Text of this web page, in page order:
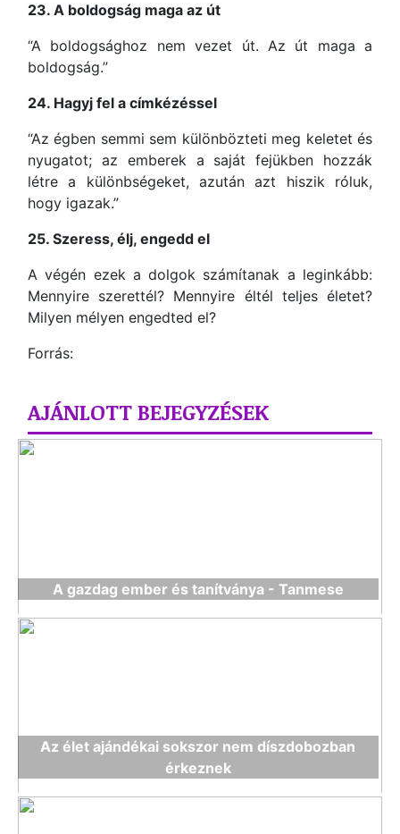
23. A boldogság maga az út
“A boldogsághoz nem vezet út. Az út maga a
boldogság.”
24. Hagyj fel a címkézéssel
“Az égben semmi sem különbözteti meg keletet és
nyugatot; az emberek a saját fejükben hozzák
létre a különbségeket, azután azt hiszik róluk,
hogy igazak.”
25. Szeress, élj, engedd el
A végén ezek a dolgok számítanak a leginkább:
Mennyire szerettél? Mennyire éltél teljes életet?
Milyen mélyen engedted el?
Forrás:
AJÁNLOTT BEJEGYZÉSEK
A gazdag ember és tanítványa - Tanmese
Az élet ajándékai sokszor nem díszdobozban
érkeznek